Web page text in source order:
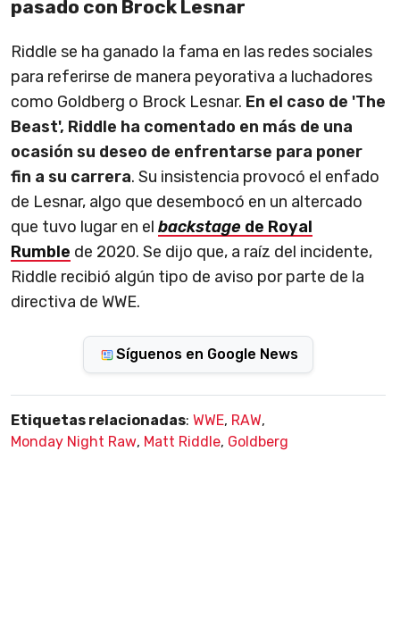
pasado con Brock Lesnar
Riddle se ha ganado la fama en las redes sociales
para referirse de manera peyorativa a luchadores
como Goldberg o Brock Lesnar. En el caso de 'The
Beast', Riddle ha comentado en más de una
ocasión su deseo de enfrentarse para poner
fin a su carrera. Su insistencia provocó el enfado
de Lesnar, algo que desembocó en un altercado
que tuvo lugar en el backstage de Royal
Rumble de 2020. Se dijo que, a raíz del incidente,
Riddle recibió algún tipo de aviso por parte de la
directiva de WWE.
Síguenos en Google News
Etiquetas relacionadas: WWE, RAW,
Monday Night Raw, Matt Riddle, Goldberg